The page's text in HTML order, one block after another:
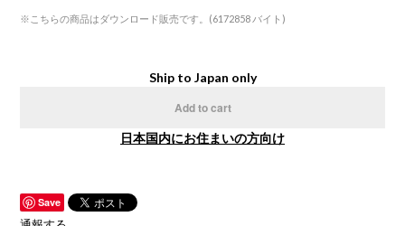
※こちらの商品はダウンロード販売です。(6172858 バイト)
Ship to Japan only
Add to cart
日本国内にお住まいの方向け
Save